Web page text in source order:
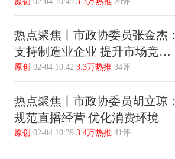
热点聚焦丨市政协委员张金杰：
支持制造业企业 提升市场竞争
力
原创 02-04 10:42 3.3万热推 34评
热点聚焦丨市政协委员胡立琼：
规范直播经营 优化消费环境
原创 02-04 10:39 3.4万热推 41评